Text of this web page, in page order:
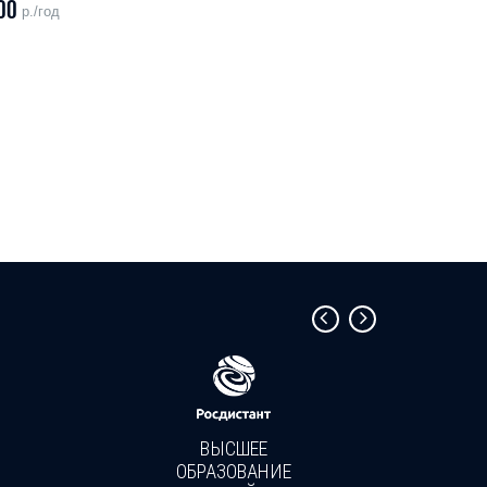
р./год
ВЫСШЕЕ
ОБРАЗОВАНИЕ